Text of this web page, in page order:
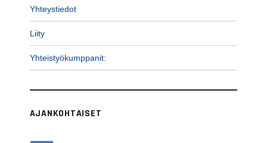
Yhteystiedot
Liity
Yhteistyökumppanit:
AJANKOHTAISET